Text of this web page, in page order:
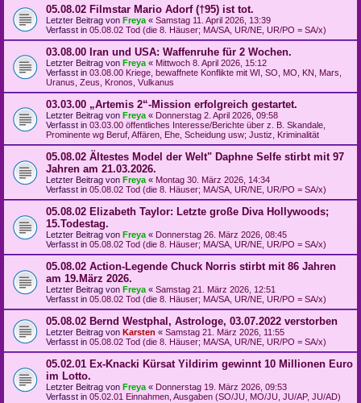
05.08.02 Filmstar Mario Adorf (†95) ist tot.
Letzter Beitrag von Freya « Samstag 11. April 2026, 13:39
Verfasst in 05.08.02 Tod (die 8. Häuser; MA/SA, UR/NE, UR/PO = SA/x)
03.08.00 Iran und USA: Waffenruhe für 2 Wochen.
Letzter Beitrag von Freya « Mittwoch 8. April 2026, 15:12
Verfasst in 03.08.00 Kriege, bewaffnete Konflikte mit WI, SO, MO, KN, Mars,
Uranus, Zeus, Kronos, Vulkanus
03.03.00 „Artemis 2“-Mission erfolgreich gestartet.
Letzter Beitrag von Freya « Donnerstag 2. April 2026, 09:58
Verfasst in 03.03.00 öffentliches Interesse/Berichte über z. B. Skandale,
Prominente wg Beruf, Affären, Ehe, Scheidung usw; Justiz, Kriminalität
05.08.02 Ältestes Model der Welt" Daphne Selfe stirbt mit 97
Jahren am 21.03.2026.
Letzter Beitrag von Freya « Montag 30. März 2026, 14:34
Verfasst in 05.08.02 Tod (die 8. Häuser; MA/SA, UR/NE, UR/PO = SA/x)
05.08.02 Elizabeth Taylor: Letzte große Diva Hollywoods;
15.Todestag.
Letzter Beitrag von Freya « Donnerstag 26. März 2026, 08:45
Verfasst in 05.08.02 Tod (die 8. Häuser; MA/SA, UR/NE, UR/PO = SA/x)
05.08.02 Action-Legende Chuck Norris stirbt mit 86 Jahren
am 19.März 2026.
Letzter Beitrag von Freya « Samstag 21. März 2026, 12:51
Verfasst in 05.08.02 Tod (die 8. Häuser; MA/SA, UR/NE, UR/PO = SA/x)
05.08.02 Bernd Westphal, Astrologe, 03.07.2022 verstorben
Letzter Beitrag von Karsten « Samstag 21. März 2026, 11:55
Verfasst in 05.08.02 Tod (die 8. Häuser; MA/SA, UR/NE, UR/PO = SA/x)
05.02.01 Ex-Knacki Kürsat Yildirim gewinnt 10 Millionen Euro
im Lotto.
Letzter Beitrag von Freya « Donnerstag 19. März 2026, 09:53
Verfasst in 05.02.01 Einnahmen, Ausgaben (SO/JU, MO/JU, JU/AP, JU/AD)